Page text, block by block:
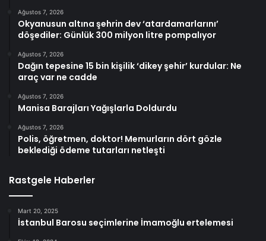
Ağustos 7, 2026
Okyanusun altına şehrin dev ‘atardamarlarını’
döşediler: Günlük 300 milyon litre pompalıyor
Ağustos 7, 2026
Dağın tepesine 15 bin kişilik ‘dikey şehir’ kurdular: Ne
araç var ne cadde
Ağustos 7, 2026
Manisa Barajları Yağışlarla Doldurdu
Ağustos 7, 2026
Polis, öğretmen, doktor! Memurların dört gözle
beklediği ödeme tutarları netleşti
Rastgele Haberler
Mart 20, 2025
İstanbul Barosu seçimlerine İmamoğlu ertelemesi